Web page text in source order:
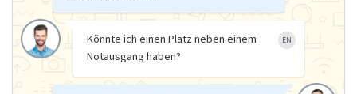
Könnte ich einen Platz neben einem
Notausgang haben?
EN